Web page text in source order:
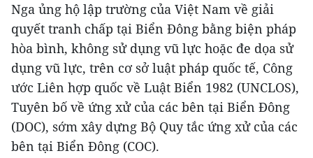
Nga ủng hộ lập trường của Việt Nam về giải
quyết tranh chấp tại Biển Đông bằng biện pháp
hòa bình, không sử dụng vũ lực hoặc đe dọa sử
dụng vũ lực, trên cơ sở luật pháp quốc tế, Công
ước Liên hợp quốc về Luật Biển 1982 (UNCLOS),
Tuyên bố về ứng xử của các bên tại Biển Đông
(DOC), sớm xây dựng Bộ Quy tắc ứng xử của các
bên tại Biển Đông (COC).